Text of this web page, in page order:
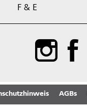
F & E
AGBs